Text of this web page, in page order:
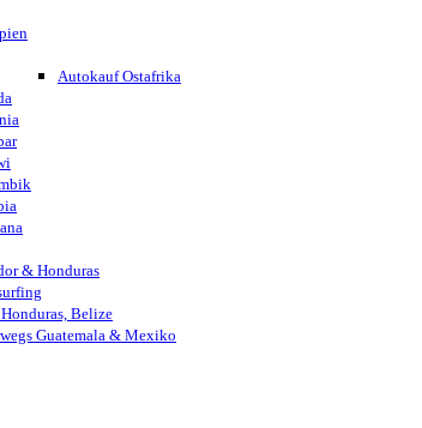
Autokauf Ostafrika
& Honduras
Belize
Guatemala & Mexiko